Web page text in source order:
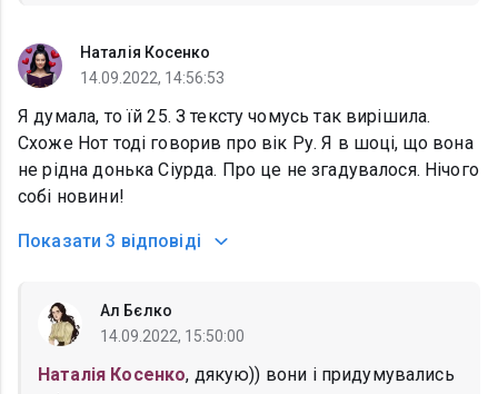
Наталія Косенко
14.09.2022, 14:56:53
Я думала, то їй 25. З тексту чомусь так вирішила.
Схоже Нот тоді говорив про вік Ру. Я в шоці, що вона
не рідна донька Сіурда. Про це не згадувалося. Нічого
собі новини!
Показати 3 відповіді
Ал Бєлко
14.09.2022, 15:50:00
Наталія Косенко, дякую)) вони і придумувались